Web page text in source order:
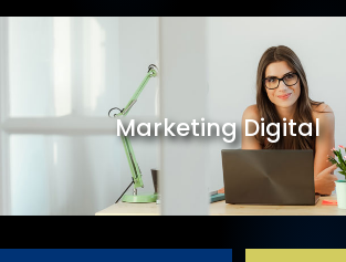
Marketing Digital